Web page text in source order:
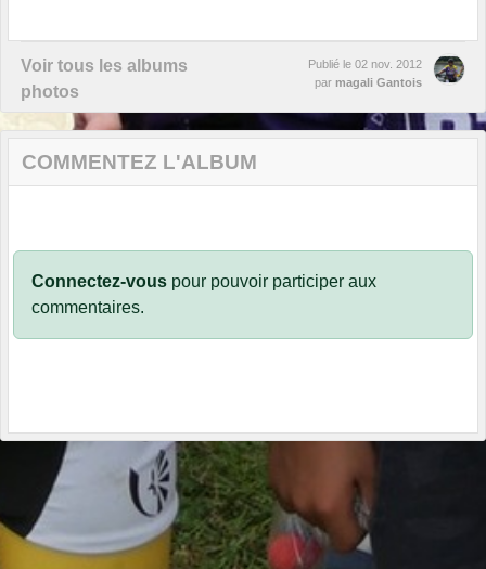
Voir tous les albums
photos
Publié le 02 nov. 2012
par magali Gantois
COMMENTEZ L'ALBUM
Connectez-vous pour pouvoir participer aux
commentaires.